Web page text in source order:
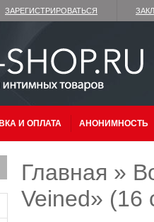
ЗАРЕГИСТРИРОВАТЬСЯ
И ОПЛАТА АНОНИМНОСТЬ
Главная »
Veined» (16